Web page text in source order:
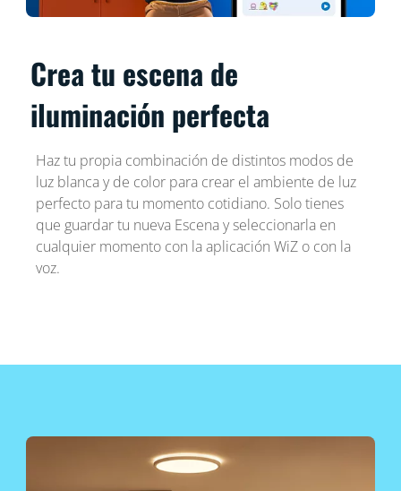
Crea tu escena de
iluminación perfecta
Haz tu propia combinación de distintos modos de
luz blanca y de color para crear el ambiente de luz
perfecto para tu momento cotidiano. Solo tienes
que guardar tu nueva Escena y seleccionarla en
cualquier momento con la aplicación WiZ o con la
voz.